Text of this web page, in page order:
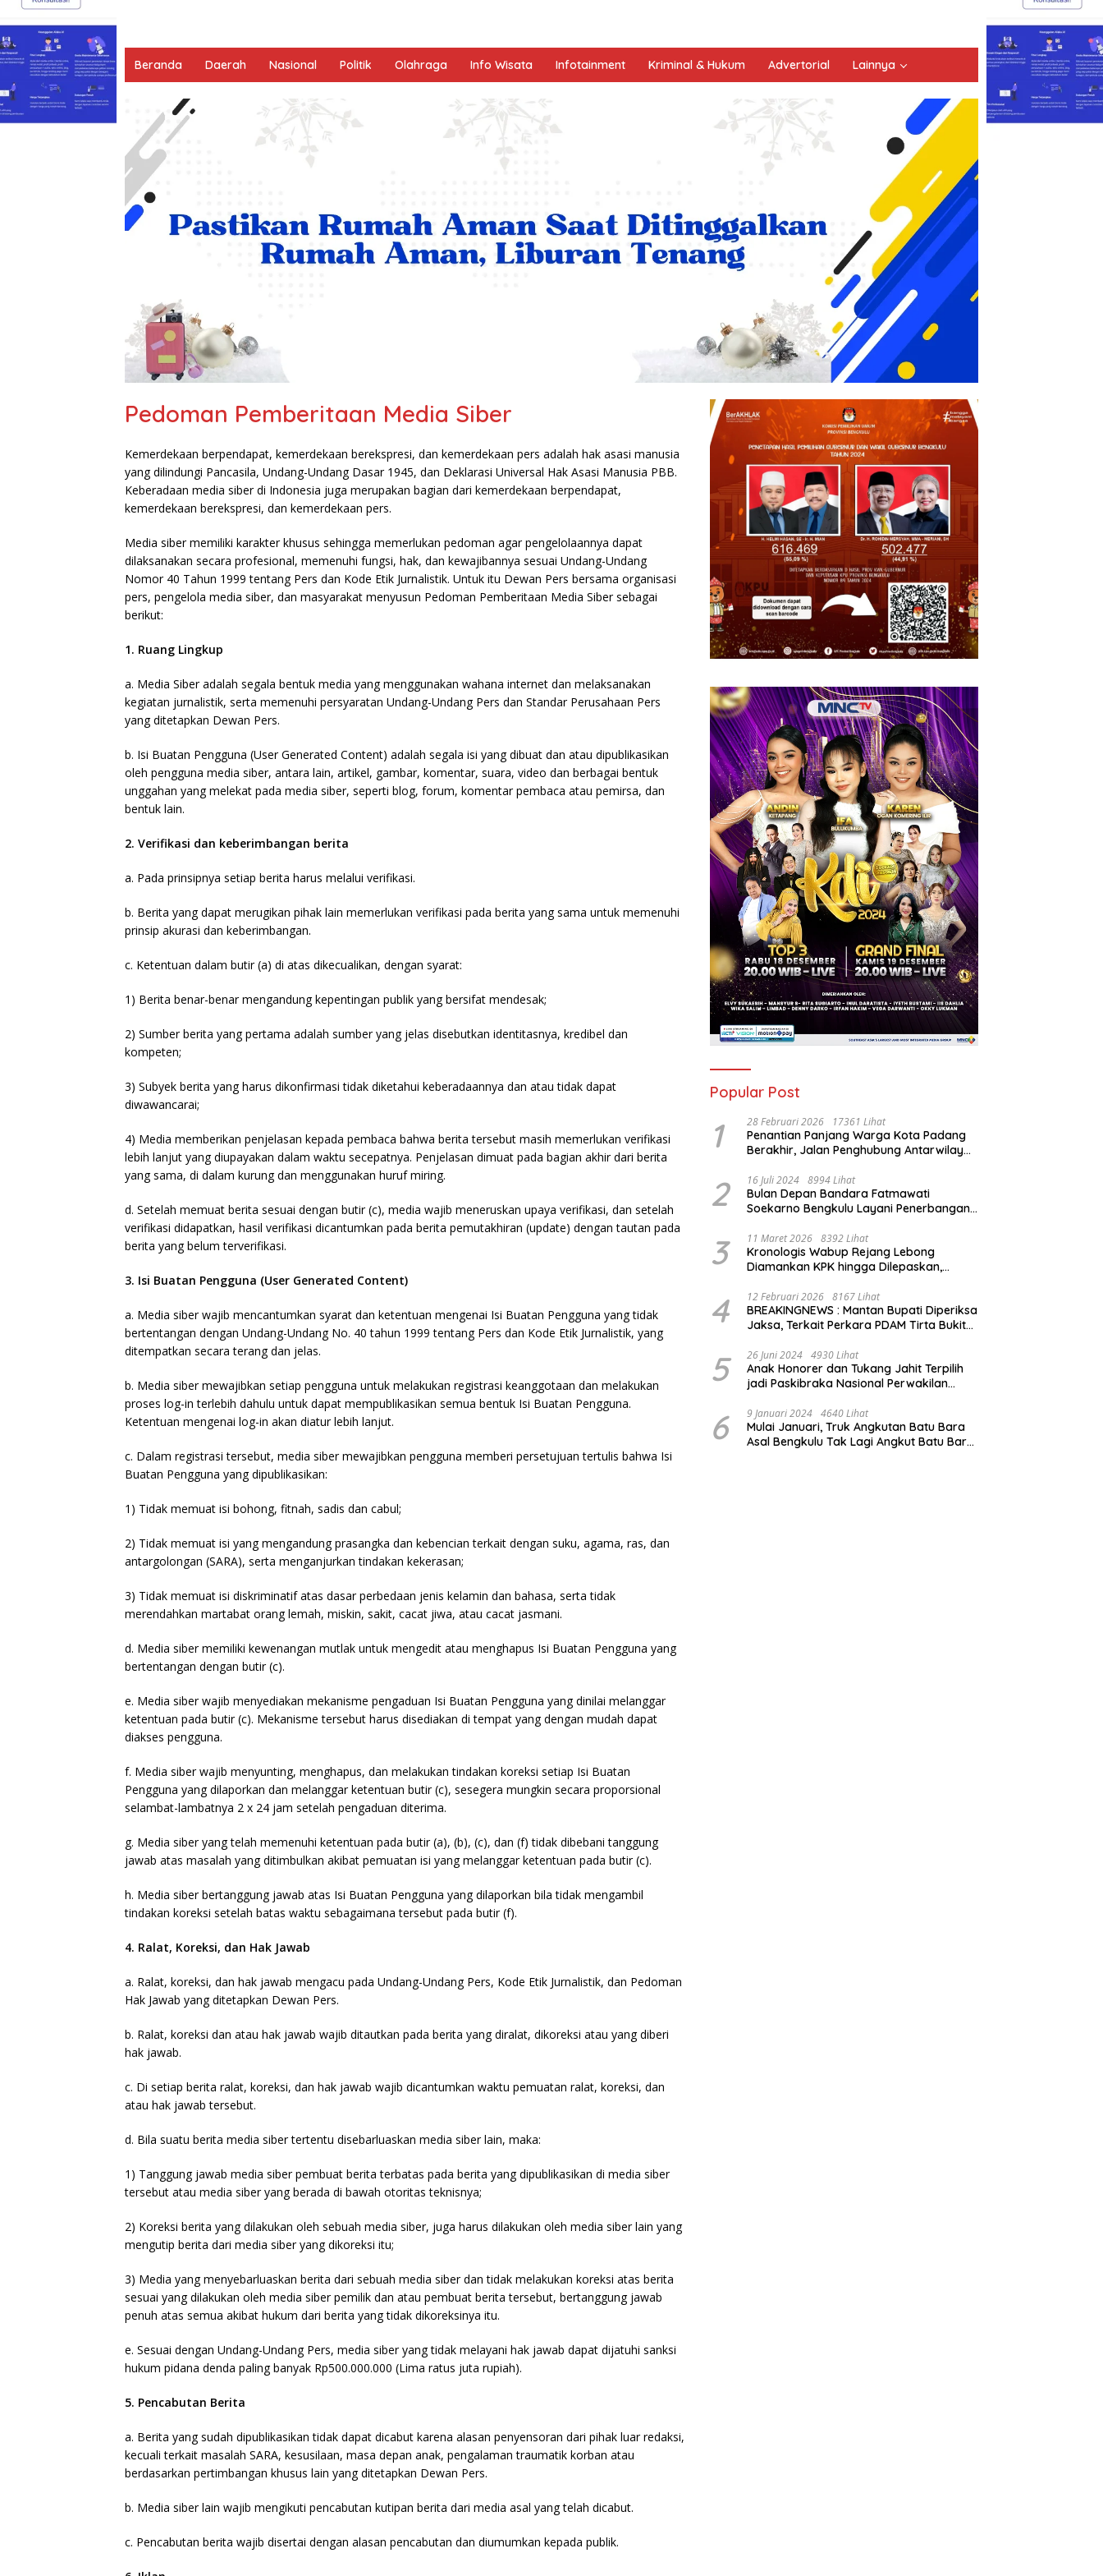
Beranda Daerah Nasional Politik Olahraga Info Wisata Infotainment Kriminal & Hukum Advertorial Lainnya
Pedoman Pemberitaan Media Siber
Kemerdekaan berpendapat, kemerdekaan berekspresi, dan kemerdekaan pers adalah hak asasi manusia
yang dilindungi Pancasila, Undang-Undang Dasar 1945, dan Deklarasi Universal Hak Asasi Manusia PBB.
Keberadaan media siber di Indonesia juga merupakan bagian dari kemerdekaan berpendapat,
kemerdekaan berekspresi, dan kemerdekaan pers.
Media siber memiliki karakter khusus sehingga memerlukan pedoman agar pengelolaannya dapat
dilaksanakan secara profesional, memenuhi fungsi, hak, dan kewajibannya sesuai Undang-Undang
Nomor 40 Tahun 1999 tentang Pers dan Kode Etik Jurnalistik. Untuk itu Dewan Pers bersama organisasi
pers, pengelola media siber, dan masyarakat menyusun Pedoman Pemberitaan Media Siber sebagai
berikut:
1. Ruang Lingkup
a. Media Siber adalah segala bentuk media yang menggunakan wahana internet dan melaksanakan
kegiatan jurnalistik, serta memenuhi persyaratan Undang-Undang Pers dan Standar Perusahaan Pers
yang ditetapkan Dewan Pers.
b. Isi Buatan Pengguna (User Generated Content) adalah segala isi yang dibuat dan atau dipublikasikan
oleh pengguna media siber, antara lain, artikel, gambar, komentar, suara, video dan berbagai bentuk
unggahan yang melekat pada media siber, seperti blog, forum, komentar pembaca atau pemirsa, dan
bentuk lain.
2. Verifikasi dan keberimbangan berita
a. Pada prinsipnya setiap berita harus melalui verifikasi.
b. Berita yang dapat merugikan pihak lain memerlukan verifikasi pada berita yang sama untuk memenuhi
prinsip akurasi dan keberimbangan.
c. Ketentuan dalam butir (a) di atas dikecualikan, dengan syarat:
1) Berita benar-benar mengandung kepentingan publik yang bersifat mendesak;
2) Sumber berita yang pertama adalah sumber yang jelas disebutkan identitasnya, kredibel dan
kompeten;
3) Subyek berita yang harus dikonfirmasi tidak diketahui keberadaannya dan atau tidak dapat
diwawancarai;
4) Media memberikan penjelasan kepada pembaca bahwa berita tersebut masih memerlukan verifikasi
lebih lanjut yang diupayakan dalam waktu secepatnya. Penjelasan dimuat pada bagian akhir dari berita
yang sama, di dalam kurung dan menggunakan huruf miring.
d. Setelah memuat berita sesuai dengan butir (c), media wajib meneruskan upaya verifikasi, dan setelah
verifikasi didapatkan, hasil verifikasi dicantumkan pada berita pemutakhiran (update) dengan tautan pada
berita yang belum terverifikasi.
3. Isi Buatan Pengguna (User Generated Content)
a. Media siber wajib mencantumkan syarat dan ketentuan mengenai Isi Buatan Pengguna yang tidak
bertentangan dengan Undang-Undang No. 40 tahun 1999 tentang Pers dan Kode Etik Jurnalistik, yang
ditempatkan secara terang dan jelas.
b. Media siber mewajibkan setiap pengguna untuk melakukan registrasi keanggotaan dan melakukan
proses log-in terlebih dahulu untuk dapat mempublikasikan semua bentuk Isi Buatan Pengguna.
Ketentuan mengenai log-in akan diatur lebih lanjut.
c. Dalam registrasi tersebut, media siber mewajibkan pengguna memberi persetujuan tertulis bahwa Isi
Buatan Pengguna yang dipublikasikan:
1) Tidak memuat isi bohong, fitnah, sadis dan cabul;
2) Tidak memuat isi yang mengandung prasangka dan kebencian terkait dengan suku, agama, ras, dan
antargolongan (SARA), serta menganjurkan tindakan kekerasan;
3) Tidak memuat isi diskriminatif atas dasar perbedaan jenis kelamin dan bahasa, serta tidak
merendahkan martabat orang lemah, miskin, sakit, cacat jiwa, atau cacat jasmani.
d. Media siber memiliki kewenangan mutlak untuk mengedit atau menghapus Isi Buatan Pengguna yang
bertentangan dengan butir (c).
e. Media siber wajib menyediakan mekanisme pengaduan Isi Buatan Pengguna yang dinilai melanggar
ketentuan pada butir (c). Mekanisme tersebut harus disediakan di tempat yang dengan mudah dapat
diakses pengguna.
f. Media siber wajib menyunting, menghapus, dan melakukan tindakan koreksi setiap Isi Buatan
Pengguna yang dilaporkan dan melanggar ketentuan butir (c), sesegera mungkin secara proporsional
selambat-lambatnya 2 x 24 jam setelah pengaduan diterima.
g. Media siber yang telah memenuhi ketentuan pada butir (a), (b), (c), dan (f) tidak dibebani tanggung
jawab atas masalah yang ditimbulkan akibat pemuatan isi yang melanggar ketentuan pada butir (c).
h. Media siber bertanggung jawab atas Isi Buatan Pengguna yang dilaporkan bila tidak mengambil
tindakan koreksi setelah batas waktu sebagaimana tersebut pada butir (f).
4. Ralat, Koreksi, dan Hak Jawab
a. Ralat, koreksi, dan hak jawab mengacu pada Undang-Undang Pers, Kode Etik Jurnalistik, dan Pedoman
Hak Jawab yang ditetapkan Dewan Pers.
b. Ralat, koreksi dan atau hak jawab wajib ditautkan pada berita yang diralat, dikoreksi atau yang diberi
hak jawab.
c. Di setiap berita ralat, koreksi, dan hak jawab wajib dicantumkan waktu pemuatan ralat, koreksi, dan
atau hak jawab tersebut.
d. Bila suatu berita media siber tertentu disebarluaskan media siber lain, maka:
1) Tanggung jawab media siber pembuat berita terbatas pada berita yang dipublikasikan di media siber
tersebut atau media siber yang berada di bawah otoritas teknisnya;
2) Koreksi berita yang dilakukan oleh sebuah media siber, juga harus dilakukan oleh media siber lain yang
mengutip berita dari media siber yang dikoreksi itu;
3) Media yang menyebarluaskan berita dari sebuah media siber dan tidak melakukan koreksi atas berita
sesuai yang dilakukan oleh media siber pemilik dan atau pembuat berita tersebut, bertanggung jawab
penuh atas semua akibat hukum dari berita yang tidak dikoreksinya itu.
e. Sesuai dengan Undang-Undang Pers, media siber yang tidak melayani hak jawab dapat dijatuhi sanksi
hukum pidana denda paling banyak Rp500.000.000 (Lima ratus juta rupiah).
5. Pencabutan Berita
a. Berita yang sudah dipublikasikan tidak dapat dicabut karena alasan penyensoran dari pihak luar redaksi,
kecuali terkait masalah SARA, kesusilaan, masa depan anak, pengalaman traumatik korban atau
berdasarkan pertimbangan khusus lain yang ditetapkan Dewan Pers.
b. Media siber lain wajib mengikuti pencabutan kutipan berita dari media asal yang telah dicabut.
c. Pencabutan berita wajib disertai dengan alasan pencabutan dan diumumkan kepada publik.
Popular Post
1 28 Februari 2026 17361 Lihat
Penantian Panjang Warga Kota Padang
Berakhir, Jalan Penghubung Antarwilayah
2 16 Juli 2024 8994 Lihat
Bulan Depan Bandara Fatmawati
Soekarno Bengkulu Layani Penerbangan
3 11 Maret 2026 8392 Lihat
Kronologis Wabup Rejang Lebong
Diamankan KPK hingga Dilepaskan,
4 12 Februari 2026 8167 Lihat
BREAKINGNEWS : Mantan Bupati Diperiksa
Jaksa, Terkait Perkara PDAM Tirta Bukit
5 26 Juni 2024 4930 Lihat
Anak Honorer dan Tukang Jahit Terpilih
jadi Paskibraka Nasional Perwakilan
6 9 Januari 2024 4640 Lihat
Mulai Januari, Truk Angkutan Batu Bara
Asal Bengkulu Tak Lagi Angkut Batu Bara